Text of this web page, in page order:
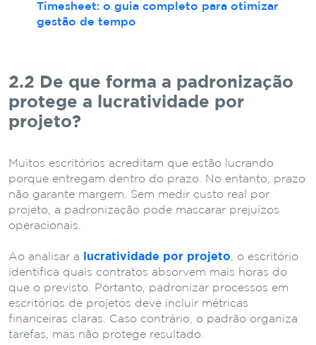
Timesheet: o guia completo para otimizar
gestão de tempo
2.2 De que forma a padronização
protege a lucratividade por
projeto?
Muitos escritórios acreditam que estão lucrando
porque entregam dentro do prazo. No entanto, prazo
não garante margem. Sem medir custo real por
projeto, a padronização pode mascarar prejuízos
operacionais.
Ao analisar a lucratividade por projeto , o escritório
identifica quais contratos absorvem mais horas do
que o previsto. Portanto, padronizar processos em
escritórios de projetos deve incluir métricas
financeiras claras. Caso contrário, o padrão organiza
tarefas, mas não protege resultado.